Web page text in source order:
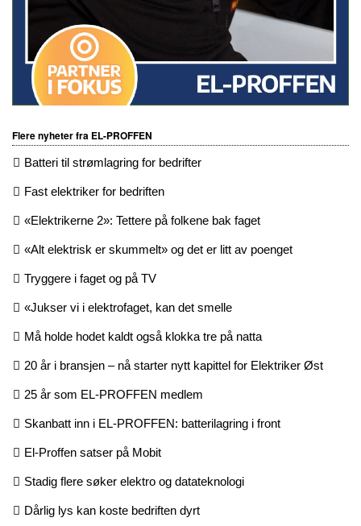
Flere nyheter fra EL-PROFFEN
Batteri til strømlagring for bedrifter
Fast elektriker for bedriften
«Elektrikerne 2»: Tettere på folkene bak faget
«Alt elektrisk er skummelt» og det er litt av poenget
Tryggere i faget og på TV
«Jukser vi i elektrofaget, kan det smelle
Må holde hodet kaldt også klokka tre på natta
20 år i bransjen – nå starter nytt kapittel for Elektriker Øst
25 år som EL-PROFFEN medlem
Skanbatt inn i EL-PROFFEN: batterilagring i front
El-Proffen satser på Mobit
Stadig flere søker elektro og datateknologi
Dårlig lys kan koste bedriften dyrt